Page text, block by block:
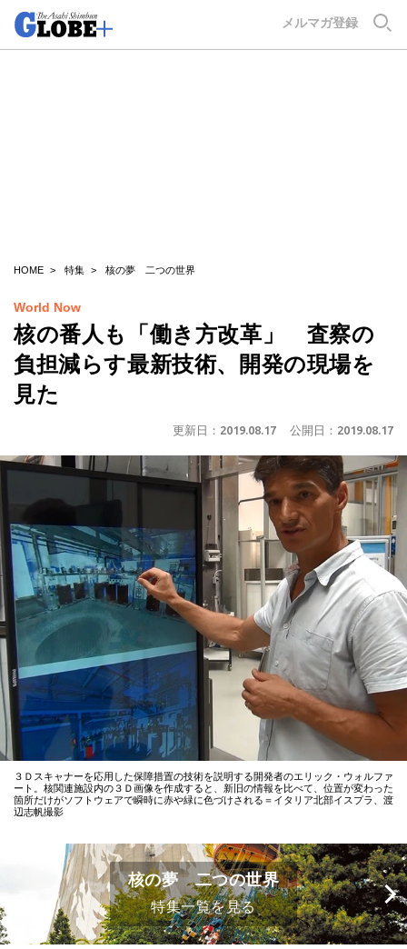
メルマガ登録
HOME 特集 核の夢 二つの世界
World Now
核の番人も「働き方改革」 査察の
負担減らす最新技術、開発の現場を
見た
更新日： 2019.08.17 公開日： 2019.08.17
３Ｄスキャナーを応用した保障措置の技術を説明する開発者のエリック・ウォルファ
ート。核関連施設内の３Ｄ画像を作成すると、新旧の情報を比べて、位置が変わった
箇所だけがソフトウェアで瞬時に赤や緑に色づけされる＝イタリア北部イスプラ、渡
辺志帆撮影
核の夢 二つの世界
特集一覧を見る